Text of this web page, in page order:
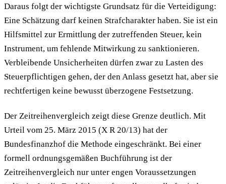
Daraus folgt der wichtigste Grundsatz für die Verteidigung:
Eine Schätzung darf keinen Strafcharakter haben. Sie ist ein
Hilfsmittel zur Ermittlung der zutreffenden Steuer, kein
Instrument, um fehlende Mitwirkung zu sanktionieren.
Verbleibende Unsicherheiten dürfen zwar zu Lasten des
Steuerpflichtigen gehen, der den Anlass gesetzt hat, aber sie
rechtfertigen keine bewusst überzogene Festsetzung.
Der Zeitreihenvergleich zeigt diese Grenze deutlich. Mit
Urteil vom 25. März 2015 (X R 20/13) hat der
Bundesfinanzhof die Methode eingeschränkt. Bei einer
formell ordnungsgemäßen Buchführung ist der
Zeitreihenvergleich nur unter engen Voraussetzungen